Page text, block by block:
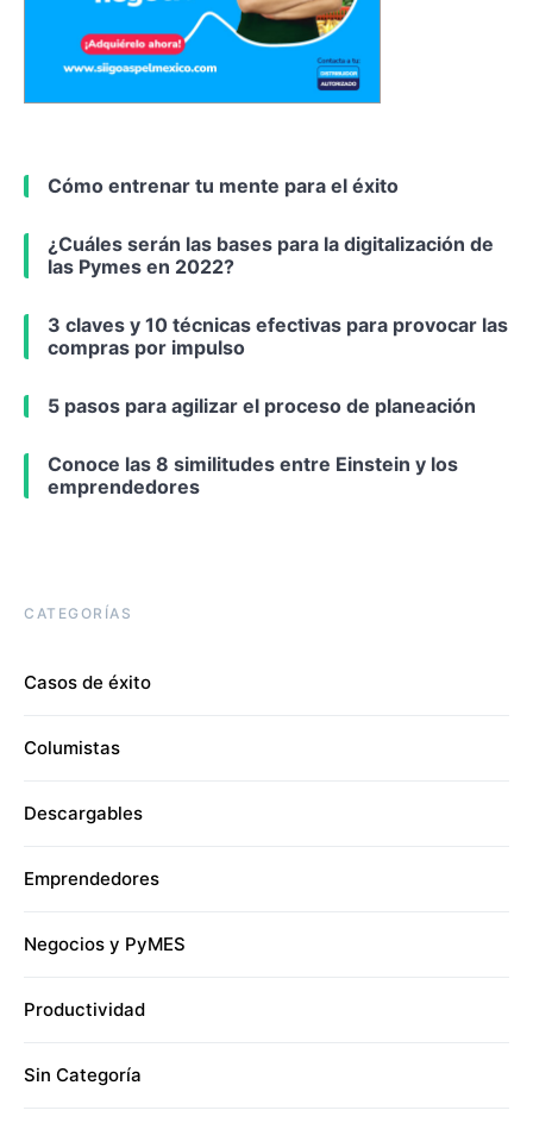
Cómo entrenar tu mente para el éxito
¿Cuáles serán las bases para la digitalización de
las Pymes en 2022?
3 claves y 10 técnicas efectivas para provocar las
compras por impulso
5 pasos para agilizar el proceso de planeación
Conoce las 8 similitudes entre Einstein y los
emprendedores
CATEGORÍAS
Casos de éxito
Columistas
Descargables
Emprendedores
Negocios y PyMES
Productividad
Sin Categoría